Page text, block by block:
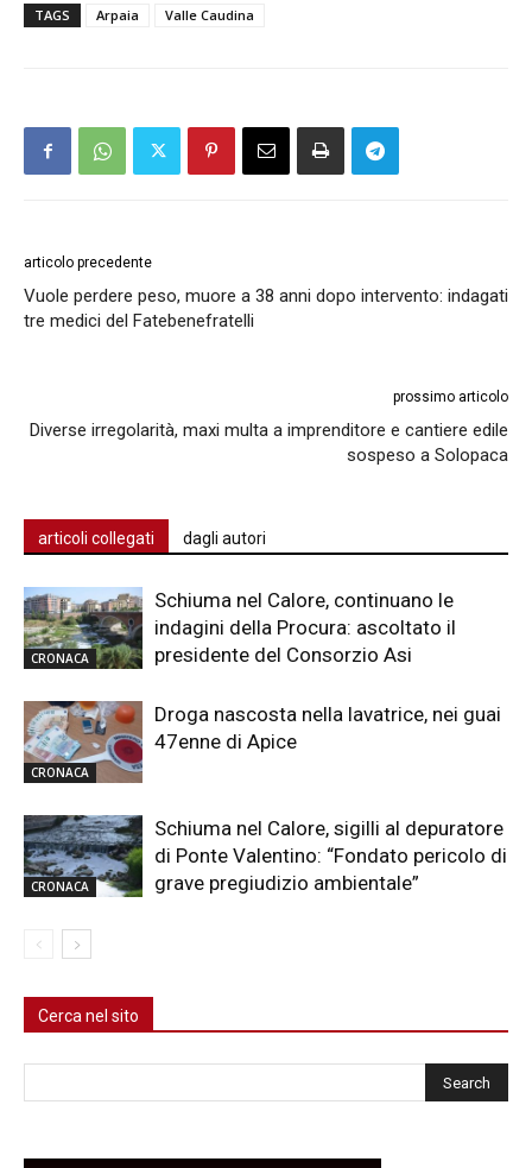
TAGS Arpaia Valle Caudina
articolo precedente
Vuole perdere peso, muore a 38 anni dopo intervento: indagati
tre medici del Fatebenefratelli
prossimo articolo
Diverse irregolarità, maxi multa a imprenditore e cantiere edile
sospeso a Solopaca
articoli collegati dagli autori
CRONACA
Schiuma nel Calore, continuano le
indagini della Procura: ascoltato il
presidente del Consorzio Asi
CRONACA
Droga nascosta nella lavatrice, nei guai
47enne di Apice
CRONACA
Schiuma nel Calore, sigilli al depuratore
di Ponte Valentino: “Fondato pericolo di
grave pregiudizio ambientale”
Cerca nel sito